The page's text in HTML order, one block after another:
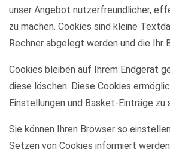
unser Angebot nutzerfreundlicher,
zu machen. Cookies sind kleine
Rechner abgelegt werden und die Ihr
Cookies bleiben auf Ihrem Endgerät
diese löschen. Diese Cookies
Einstellungen und Basket-Einträge zu
Sie können Ihren Browser so
Setzen von Cookies informiert